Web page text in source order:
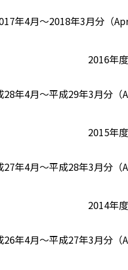
年4月～2018年3月分（
2016年
28年4月～平成29年3月分（
2015年
27年4月～平成28年3月分（
2014年
26年4月～平成27年3月分（